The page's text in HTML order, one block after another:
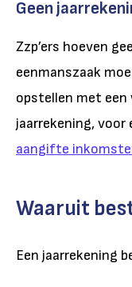
Geen
Zzp’ers hoeven
eenmanszaak
opstellen met een
jaarrekening, voor
aangifte
Waaruit
Een jaarrekening